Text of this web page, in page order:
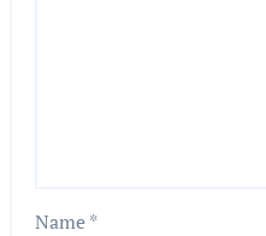
Name*